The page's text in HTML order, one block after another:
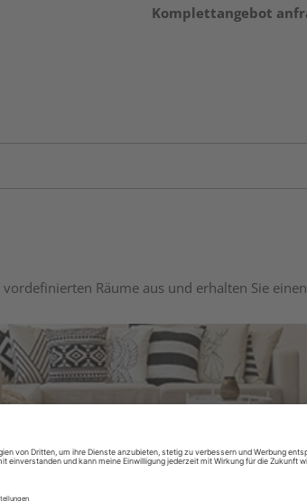
Komplettangebot
Räume aus und erhalten Sie